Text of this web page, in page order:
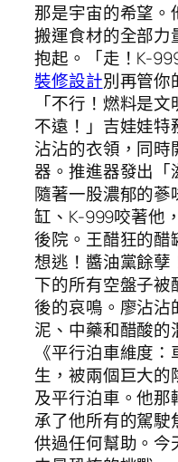
那是宇宙的希望
搬運食材的全部力
抱起。「走！K-
裝修設計別再管你
「不行！燃料是
不遠！」吉娃娃
沾沾的衣領，同
器。推進器發出「
隨著一股濃郁的
缸、K-999咬著他
後院。王醋狂的醋
想逃！醬油黨餘孽
下的所有空盤子
後的哀鳴。廖沾沾
泥、中藥和醋酸的
《平行泊車維度
生，被兩個巨大的
及平行泊車。他
承了他所有的駕
供過任何幫助。今